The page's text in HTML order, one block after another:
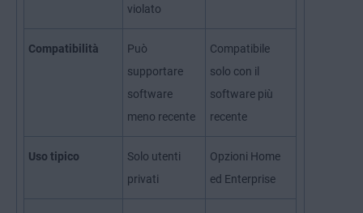
violato
Compatibilità
Può
supportare
software
meno recente
Compatibile
solo con il
software più
recente
Uso tipico
Solo utenti
privati
Opzioni Home
ed Enterprise